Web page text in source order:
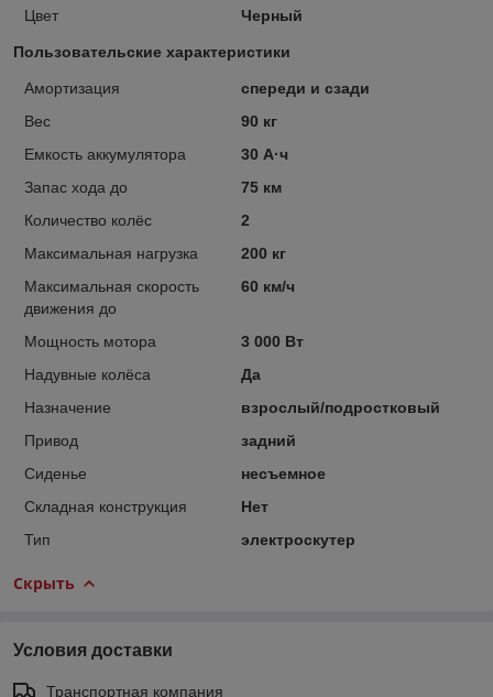
Цвет
Черный
Пользовательские характеристики
Амортизация
спереди и сзади
Вес
90 кг
Емкость аккумулятора
30 А·ч
Запас хода до
75 км
Количество колёс
2
Максимальная нагрузка
200 кг
Максимальная скорость
движения до
60 км/ч
Мощность мотора
3 000 Вт
Надувные колёса
Да
Назначение
взрослый/подростковый
Привод
задний
Сиденье
несъемное
Складная конструкция
Нет
Тип
электроскутер
Скрыть
Условия доставки
Транспортная компания